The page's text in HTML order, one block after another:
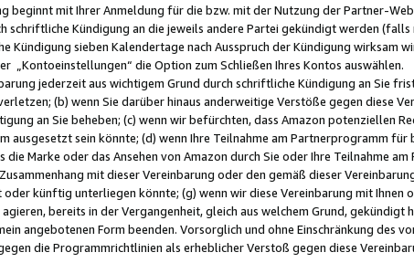
beginnt mit Ihrer Anmeldung für die bzw. mit der Nutzung der Partner-
schriftliche Kündigung an die jeweils andere Partei gekündigt werden
Kündigung sieben Kalendertage nach Ausspruch der Kündigung wirksam
„Kontoeinstellungen“ die Option zum Schließen Ihres Kontos auswählen.
jederzeit aus wichtigem Grund durch schriftliche Kündigung an Sie
(b) wenn Sie darüber hinaus anderweitige Verstöße gegen diese
an Sie beheben; (c) wenn wir befürchten, dass Amazon potenziellen
ausgesetzt sein könnte; (d) wenn Ihre Teilnahme am Partnerprogramm
die Marke oder das Ansehen von Amazon durch Sie oder Ihre Teilnahme
mit dieser Vereinbarung oder den gemäß dieser
künftig unterliegen könnte; (g) wenn wir diese Vereinbarung mit Ihnen
bereits in der Vergangenheit, gleich aus welchem Grund,
angebotenen Form beenden. Vorsorglich und ohne Einschränkung des
die Programmrichtlinien als erheblicher Verstoß gegen diese